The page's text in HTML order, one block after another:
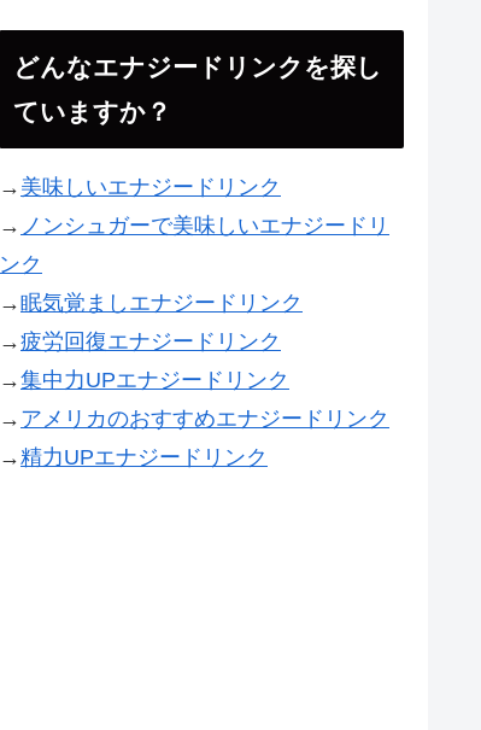
どんなエナジードリンクを探し
ていますか？
→ 美味しいエナジードリンク
→ ノンシュガーで美味しいエナジードリ
ンク
→眠気覚ましエナジードリンク
→疲労回復エナジードリンク
→集中力UPエナジードリンク
→ アメリカのおすすめエナジードリンク
→精力UPエナジードリンク